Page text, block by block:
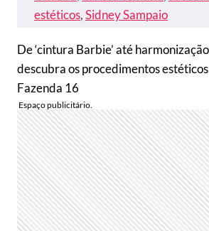
estéticos, Sidney Sampaio
De ‘cintura Barbie’ até
descubra os procedimentos
Fazenda 16